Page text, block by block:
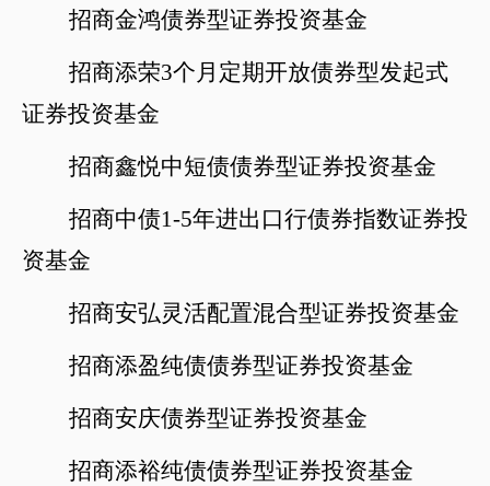
招商金鸿债券型证券投资基金
招商添荣3个月定期开放债券型发起式
证券投资基金
招商鑫悦中短债债券型证券投资基金
招商中债1-5年进出口行债券指数证券投
资基金
招商安弘灵活配置混合型证券投资基金
招商添盈纯债债券型证券投资基金
招商安庆债券型证券投资基金
招商添裕纯债债券型证券投资基金